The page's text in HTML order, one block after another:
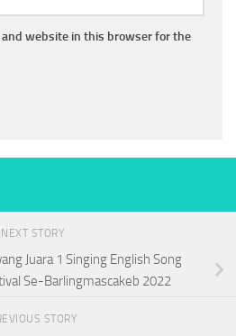
and website in this browser for the
NEXT STORY
Juara 1 Singing English Song
Se-Barlingmascakeb 2022
STORY